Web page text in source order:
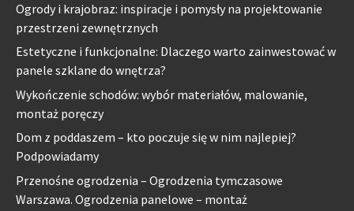
Ogrody i krajobraz: inspiracje i pomysły na projektowanie
przestrzeni zewnętrznych
Estetyczne i funkcjonalne: Dlaczego warto zainwestować w
panele szklane do wnętrza?
Wykończenie schodów: wybór materiałów, malowanie,
montaż poręczy
Dom z poddaszem – kto poczuje się w nim najlepiej?
Podpowiadamy
Przenośne ogrodzenia – Ogrodzenia tymczasowe
Warszawa. Ogrodzenia panelowe – montaż